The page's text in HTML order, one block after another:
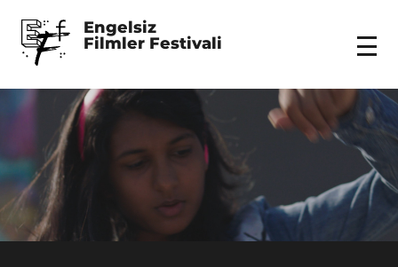
Engelsiz
Filmler Festivali
Menu